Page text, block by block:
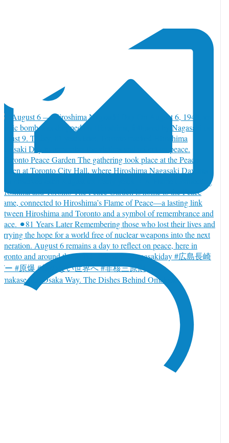
the Osaka Way. The Dishes Behind Omakase.